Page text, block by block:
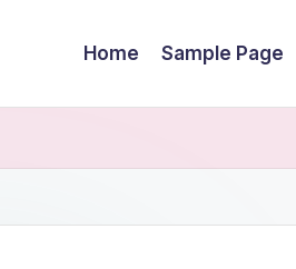
Home Sample Page